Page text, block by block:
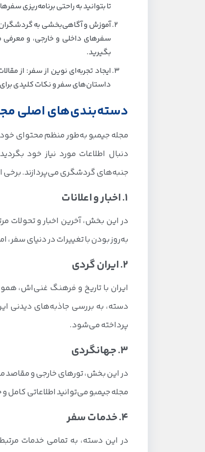
تا بتوانید به راحتی برنامه‌ریزی
آموزش و آگاهی‌بخشی به گردشگران:
سفرهای داخلی و خارجی، و
بگیرید.
ایجاد تجربه‌ای نوین از سفر: از
داستان‌های سفر و نکات کلیدی
دسته‌بندی‌های اصلی
مجله جیمبو به‌طور منظم محتوای
دنبال اطلاعات مورد نیاز خود
جنبه‌های گردشگری می‌پردازند. برخی
1. اخبار و اعلانات
در این بخش، آخرین اخبار و تحولات
به‌روز بودن با تغییرات در دنیای
2. ایران گردی
ایران با تاریخ و فرهنگ غنی‌اش،
دسته، به بررسی جاذبه‌های دیدنی
پرداخته می‌شود.
3. جهانگردی
در این بخش، تورهای خارجی و مقاصد
مجله جیمبو می‌توانید اطلاعاتی کامل
4. خدمات سفر
در این دسته، به تمامی خدمات